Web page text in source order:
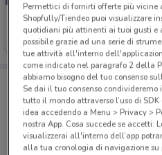
Pet Store Conad
Scade il 08/09
Porta DoveConviene
Puoi trovare le
salvarle e creare la
dal tuo cellulare.
Permettici di fornirti offerte più vicine
Shopfully/Tiendeo puoi visualizzare
quotidiani più attinenti ai tuoi gusti e
possibile grazie ad una serie di
tue attività all'interno
come indicato nel paragrafo 2 della
abbiamo bisogno del tuo consenso
Se dai il tuo consenso
tutto il mondo attraverso l’uso di
idea accedendo a Menu > Privacy >
nostra App. Cosa succede se accetti:
visualizzerai all'interno dell’app
alla tua cronologia di navigazione su